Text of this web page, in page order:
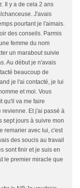
Il y a de cela 2 ans
J'avais
pourtant je l'aimais.
des conseils. Parmis
femme du nom
un marabout suivie
Au début je n'avais
beaucoup de
je l'ai contacté, je lui
et moi. Vous
qu'il va me faire
Et j'ai passé à
sept jours à suivre mon
remarier avec lui, c'est
des soucis au travail
sont finir et je suis en
le premier miracle que